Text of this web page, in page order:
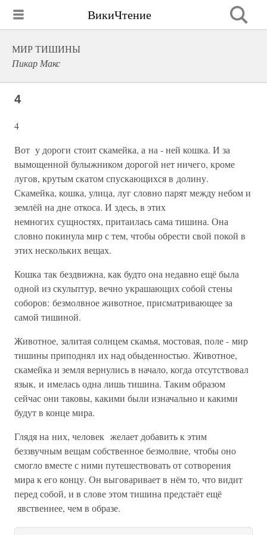
ВикиЧтение
МИР ТИШИНЫ
Пикар Макс
4
4
Вот у дороги стоит скамейка, а на - ней кошка. И за
вымощенной булыжником дорогой нет ничего, кроме
лугов, крутым скатом спускающихся в долину.
Скамейка, кошка, улица, луг словно парят между небом и
землёй на дне откоса. И здесь, в этих
немногих сущностях, притаилась сама тишина. Она
словно покинула мир с тем, чтобы обрести свой покой в
этих нескольких вещах.
Кошка так бездвижна, как будто она недавно ещё была
одной из скульптур, вечно украшающих собой стены
соборов: безмолвное животное, присматривающее за
самой тишиной.
Животное, залитая солнцем скамья, мостовая, поле - мир
тишины приподнял их над обыденностью. Животное,
скамейка и земля вернулись в начало, когда отсутствовал
язык, и имелась одна лишь тишина. Таким образом
сейчас они таковы, какими были изначально и какими
будут в конце мира.
Глядя на них, человек желает добавить к этим
беззвучным вещам собственное безмолвие, чтобы оно
смогло вместе с ними путешествовать от сотворения
мира к его концу. Он выговаривает в нём то, что видит
перед собой, и в слове этом тишина предстаёт ещё
явственнее, чем в образе.